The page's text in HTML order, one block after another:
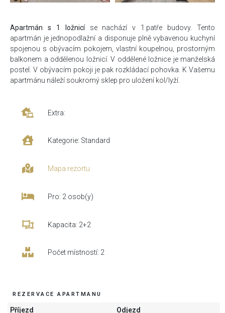
Apartmán s 1 ložnicí se nachází v 1.patře budovy. Tento
apartmán je jednopodlažní a disponuje plně vybavenou kuchyní
spojenou s obývacím pokojem, vlastní koupelnou, prostorným
balkonem a oddělenou ložnicí. V oddělené ložnice je manželská
postel. V obývacím pokoji je pak rozkládací pohovka. K Vašemu
apartmánu náleží soukromý sklep pro uložení kol/lyží.
Extra:
Kategorie: Standard
Mapa rezortu
Pro: 2 osob(y)
Kapacita: 2+2
Počet místností: 2
REZERVACE APARTMANU
Příjezd Odjezd